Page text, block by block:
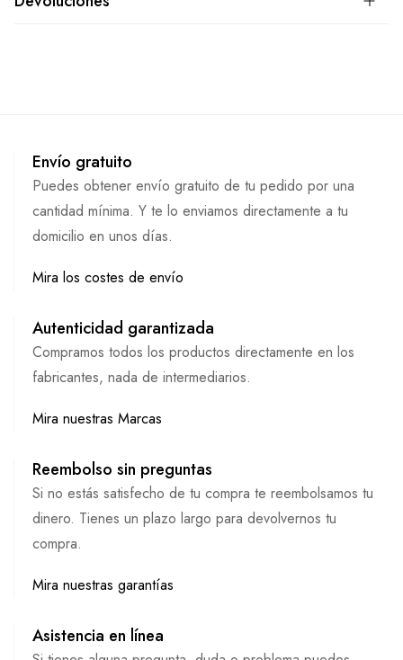
Envío gratuito
Puedes obtener envío gratuito de tu pedido por una
cantidad mínima. Y te lo enviamos directamente a tu
domicilio en unos días.
Mira los costes de envío
Autenticidad garantizada
Compramos todos los productos directamente en los
fabricantes, nada de intermediarios.
Mira nuestras Marcas
Reembolso sin preguntas
Si no estás satisfecho de tu compra te reembolsamos tu
dinero. Tienes un plazo largo para devolvernos tu
compra.
Mira nuestras garantías
Asistencia en línea